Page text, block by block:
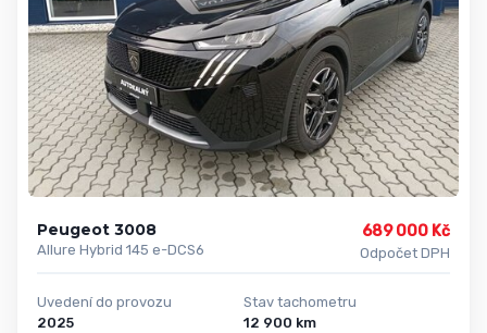
Peugeot 3008
Allure Hybrid 145 e-DCS6
689 000 Kč
Odpočet DPH
Uvedení do provozu
2025
Stav tachometru
12 900 km